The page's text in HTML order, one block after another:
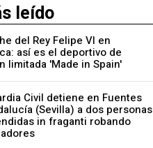
leído
del Rey Felipe VI en
así es el deportivo de
limitada 'Made in Spain'
Civil detiene en Fuentes
(Sevilla) a dos personas
in fraganti robando